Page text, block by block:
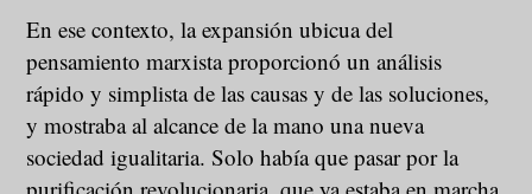
En ese contexto, la expansión ubicua del
pensamiento marxista proporcionó un análisis
rápido y simplista de las causas y de las soluciones,
y mostraba al alcance de la mano una nueva
sociedad igualitaria. Solo había que pasar por la